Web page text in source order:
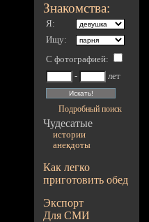
Знакомства:
Я:
Ищу:
С фотографией:
-
лет
Подробный поиск
Чудесатые
истории
анекдоты
Как легко
приготовить обед
Экспорт
Для СМИ